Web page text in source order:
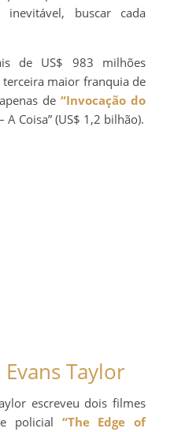
buscar cada
de US$ 983 milhões
maior franquia de
de“Invocação do
A Coisa” (US$ 1,2 bilhão).
Taylor
escreveu dois filmes
policial “The Edge of